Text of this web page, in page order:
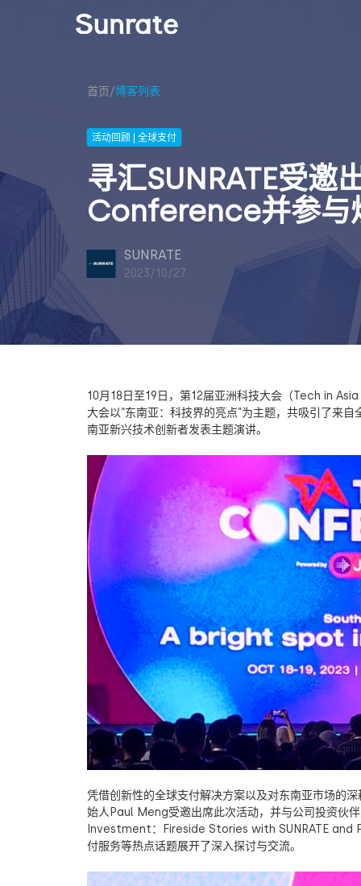
首页/博客列表
活动回顾 | 全球支付
寻汇SUNRATE受邀
Conference并参与
SUNRATE
2023/10/27
10月 18 日至19 日，第12届亚洲科技大会（Tech in
大会以“东南亚：科技界的亮点”为主题，共吸引了来自
南亚新兴技术创新者发表主题演讲。
凭借创新性的全球支付解决方案以及对东南亚市场的
始人 Paul Meng受邀出席此次活动，并与公司投资伙
Investment：
Fireside Stories with SUNRATE and
付服务等热点话题展开了深入探讨与交流。